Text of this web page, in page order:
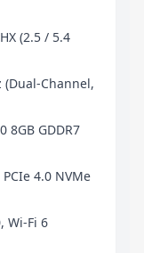
(2.5 / 5.4
(Dual-Channel,
8GB GDDR7
PCIe 4.0 NVMe
Wi-Fi 6